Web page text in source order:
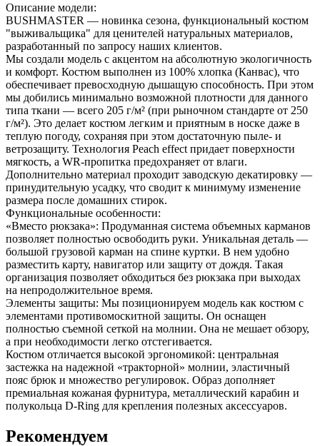
Описание модели:
BUSHMASTER — новинка сезона, функциональный костюм
"выживальщика" для ценителей натуральных материалов,
разработанный по запросу наших клиентов.
Мы создали модель с акцентом на абсолютную экологичность
и комфорт. Костюм выполнен из 100% хлопка (Канвас), что
обеспечивает превосходную дышащую способность. При этом
мы добились минимально возможной плотности для данного
типа ткани — всего 205 г/м² (при рыночном стандарте от 250
г/м²). Это делает костюм легким и приятным в носке даже в
теплую погоду, сохраняя при этом достаточную пыле- и
ветрозащиту. Технология Peach effect придает поверхности
мягкость, а WR-пропитка предохраняет от влаги.
Дополнительно материал проходит заводскую декатировку —
принудительную усадку, что сводит к минимуму изменение
размера после домашних стирок.
Функциональные особенности:
«Вместо рюкзака»: Продуманная система объемных карманов
позволяет полностью освободить руки. Уникальная деталь —
большой грузовой карман на спине куртки. В нем удобно
разместить карту, навигатор или защиту от дождя. Такая
организация позволяет обходиться без рюкзака при выходах
на непродолжительное время.
Элементы защиты: Мы позиционируем модель как костюм с
элементами противомоскитной защиты. Он оснащен
полностью съемной сеткой на молнии. Она не мешает обзору,
а при необходимости легко отстегивается.
Костюм отличается высокой эргономикой: центральная
застежка на надежной «тракторной» молнии, эластичный
пояс брюк и множество регулировок. Образ дополняет
премиальная кожаная фурнитура, металлический карабин и
полукольца D-Ring для крепления полезных аксессуаров.
Рекомендуем